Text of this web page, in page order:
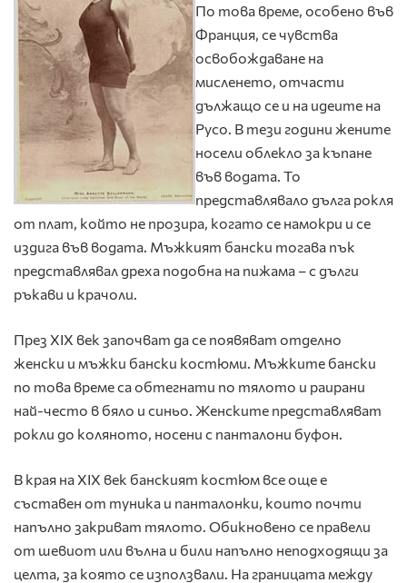
По това време, особено във
Франция, се чувства
освобождаване на
мисленето, отчасти
дължащо се и на идеите на
Русо. В тези години жените
носели облекло за къпане
във водата. То
представлявало дълга рокля
от плат, който не прозира, когато се намокри и се
издига във водата. Мъжкият бански тогава пък
представлявал дреха подобна на пижама – с дълги
ръкави и крачоли.
През XIX век започват да се появяват отделно
женски и мъжки бански костюми. Мъжките бански
по това време са обтегнати по тялото и раирани
най-често в бяло и синьо. Женските представляват
рокли до коляното, носени с панталони буфон.
В края на XIX век банският костюм все още е
съставен от туника и панталонки, които почти
напълно закриват тялото. Обикновено се правели
от шевиот или вълна и били напълно неподходящи за
целта, за която се използвали. На границата между